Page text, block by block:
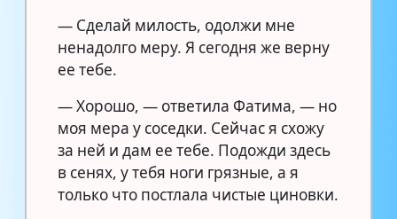
— Сделай милость, одолжи мне
ненадолго меру. Я сегодня же верну
ее тебе.
— Хорошо, — ответила Фатима, — но
моя мера у соседки. Сейчас я схожу
за ней и дам ее тебе. Подожди здесь
в сенях, у тебя ноги грязные, а я
только что постлала чистые циновки.